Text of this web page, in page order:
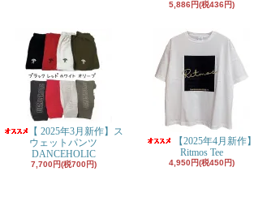
5,886円(税436円)
【 2025年3月新作】ス
ウェットパンツ
DANCEHOLIC
7,700円(税700円)
【2025年4月新作】
Ritmos Tee
4,950円(税450円)